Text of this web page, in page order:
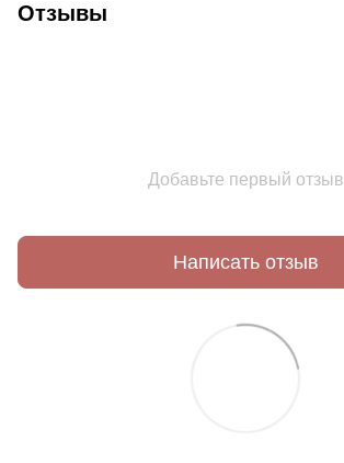
Отзывы
Добавьте первый отзыв
Написать отзыв